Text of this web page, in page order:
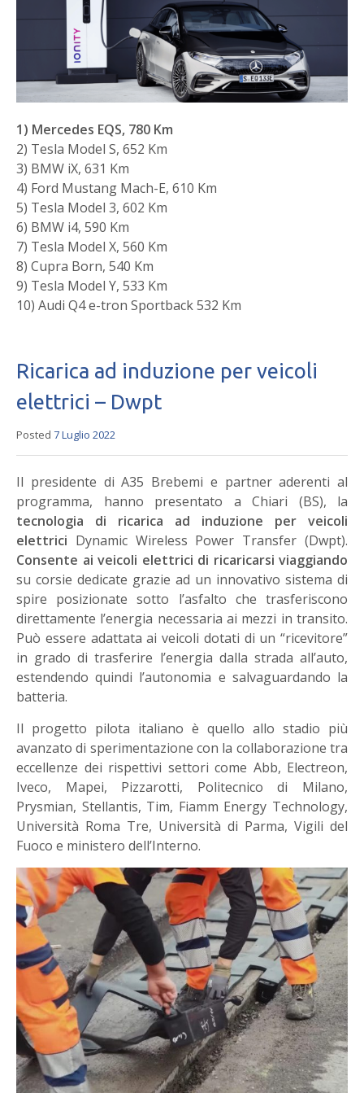
1) Mercedes EQS, 780 Km
2) Tesla Model S, 652 Km
3) BMW iX, 631 Km
4) Ford Mustang Mach-E, 610 Km
5) Tesla Model 3, 602 Km
6) BMW i4, 590 Km
7) Tesla Model X, 560 Km
8) Cupra Born, 540 Km
9) Tesla Model Y, 533 Km
10) Audi Q4 e-tron Sportback 532 Km
Ricarica ad induzione per veicoli
elettrici – Dwpt
Posted 7 Luglio 2022
Il presidente di A35 Brebemi e partner aderenti al
programma, hanno presentato a Chiari (BS), la
tecnologia di ricarica ad induzione per veicoli
elettrici Dynamic Wireless Power Transfer (Dwpt).
Consente ai veicoli elettrici di ricaricarsi viaggiando
su corsie dedicate grazie ad un innovativo sistema di
spire posizionate sotto l’asfalto che trasferiscono
direttamente l’energia necessaria ai mezzi in transito.
Può essere adattata ai veicoli dotati di un “ricevitore”
in grado di trasferire l’energia dalla strada all’auto,
estendendo quindi l’autonomia e salvaguardando la
batteria.
Il progetto pilota italiano è quello allo stadio più
avanzato di sperimentazione con la collaborazione tra
eccellenze dei rispettivi settori come Abb, Electreon,
Iveco, Mapei, Pizzarotti, Politecnico di Milano,
Prysmian, Stellantis, Tim, Fiamm Energy Technology,
Università Roma Tre, Università di Parma, Vigili del
Fuoco e ministero dell’Interno.